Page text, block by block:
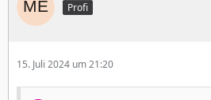
Profi
15. Juli 2024 um 21:20